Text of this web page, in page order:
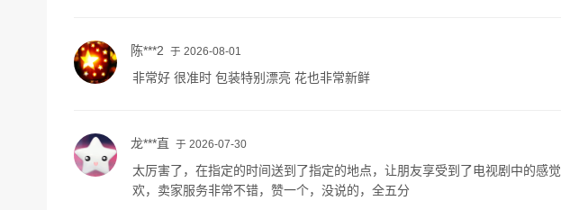
陈***2 于 2026-08-01
非常好 很准时 包装特别漂亮 花也非常新鲜
龙***直 于 2026-07-30
太厉害了，在指定的时间送到了指定的地点，让朋友享受到了电视剧中的感
欢，卖家服务非常不错，赞一个，没说的，全五分